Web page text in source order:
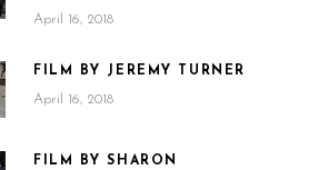
April 16, 2018
FILM BY JEREMY TURNER
April 16, 2018
FILM BY SHARON